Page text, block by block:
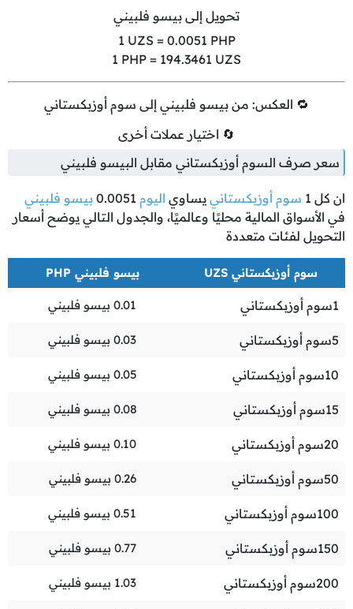
تحويل إلى بيسو فلبيني
1 UZS = 0.0051 PHP
1 PHP = 194.3461 UZS
🔁 العكس: من بيسو فلبيني إلى سوم أوزبكستاني
🔄 اختيار عملات أخرى
سعر صرف السوم أوزبكستاني مقابل البيسو فلبيني
ان كل 1 سوم أوزبكستاني يساوي اليوم 0.0051 بيسو فلبيني
في الأسواق المالية محليًا وعالميًا، والجدول التالي يوضح أسعار
التحويل لفئات متعددة
سوم أوزبكستاني UZS بيسو فلبيني PHP
1سوم أوزبكستاني 0.01 بيسو فلبيني
5سوم أوزبكستاني 0.03 بيسو فلبيني
10سوم أوزبكستاني 0.05 بيسو فلبيني
15سوم أوزبكستاني 0.08 بيسو فلبيني
20سوم أوزبكستاني 0.10 بيسو فلبيني
50سوم أوزبكستاني 0.26 بيسو فلبيني
100سوم أوزبكستاني 0.51 بيسو فلبيني
150سوم أوزبكستاني 0.77 بيسو فلبيني
200سوم أوزبكستاني 1.03 بيسو فلبيني